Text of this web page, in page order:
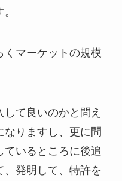
くマーケットの規模
て良いのかと問え
なりますし、更に問
ているところに後追
、発明して、特許を